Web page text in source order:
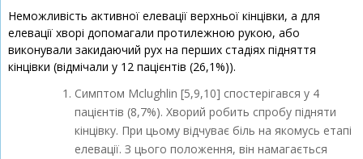
Неможливість активної елевації верхньої кінцівки, а для
елевації хворі допомагали протилежною рукою, або
виконували закидаючий рух на перших стадіях підняття
кінцівки (відмічали у 12 пацієнтів (26,1%)).
Симптом Mclughlin [5,9,10] спостерігався у 4
пацієнтів (8,7%). Хворий робить спробу підняти
кінцівку. При цьому відчуває біль на якомусь етапі
елевації. З цього положення, він намагається